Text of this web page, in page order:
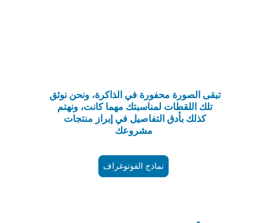
تبقى الصورة محفورة في الذاكرة، ونحن نوثق
تلك اللقطات لمناسبتك مهما كانت، ونهتم
كذلك بأدق التفاصيل في إبراز منتجات
مشروعك
نماذج الفوتوغراف